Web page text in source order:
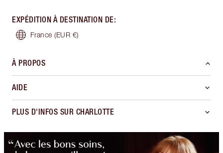
EXPÉDITION À DESTINATION DE:
France (EUR €)
À PROPOS
AIDE
PLUS D'INFOS SUR CHARLOTTE